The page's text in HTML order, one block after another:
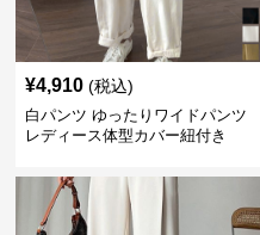
¥4,910 (税込)
白パンツ ゆったりワイドパンツ
レディース体型カバー紐付き